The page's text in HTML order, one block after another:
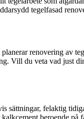
tegelfasad
renovering av
Vill du veta vad just
sättningar, felaktig